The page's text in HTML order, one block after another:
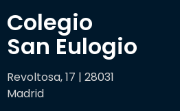
Colegio
San Eulogio
Revoltosa, 17 | 28031
Madrid